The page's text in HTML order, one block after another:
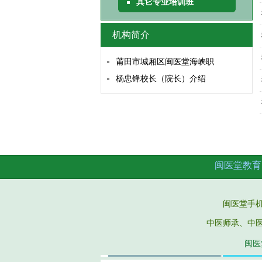
其它专业培训班
机构简介
莆田市城厢区闽医堂海峡职
杨忠锋校长（院长）介绍
闽医堂手
中医师承、中
闽
闽医堂教